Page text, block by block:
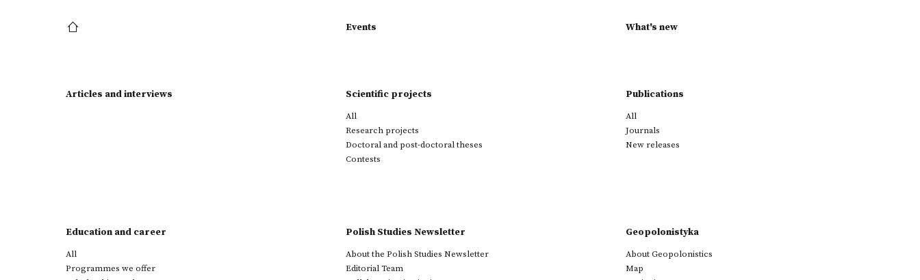
Events What's new
Articles and interviews Scientific projects
All
Research projects
Doctoral and post-doctoral theses
Contests
Publications
All
Journals
New releases
Education and career
All
Programmes we offer
Polish Studies Newsletter
About the Polish Studies Newsletter
Editorial Team
Geopolonistyka
About Geopolonistics
Map